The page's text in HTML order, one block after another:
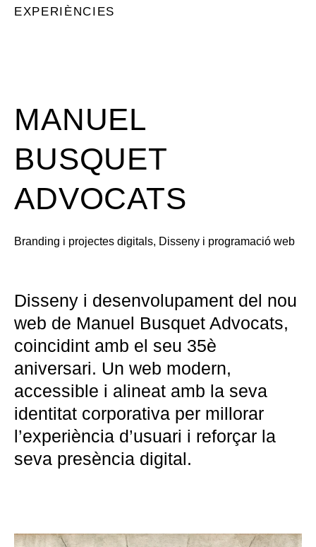
EXPERIÈNCIES
MANUEL
BUSQUET
ADVOCATS
Branding i projectes digitals, Disseny i programació web
Disseny i desenvolupament del nou
web de Manuel Busquet Advocats,
coincidint amb el seu 35è
aniversari. Un web modern,
accessible i alineat amb la seva
identitat corporativa per millorar
l’experiència d’usuari i reforçar la
seva presència digital.